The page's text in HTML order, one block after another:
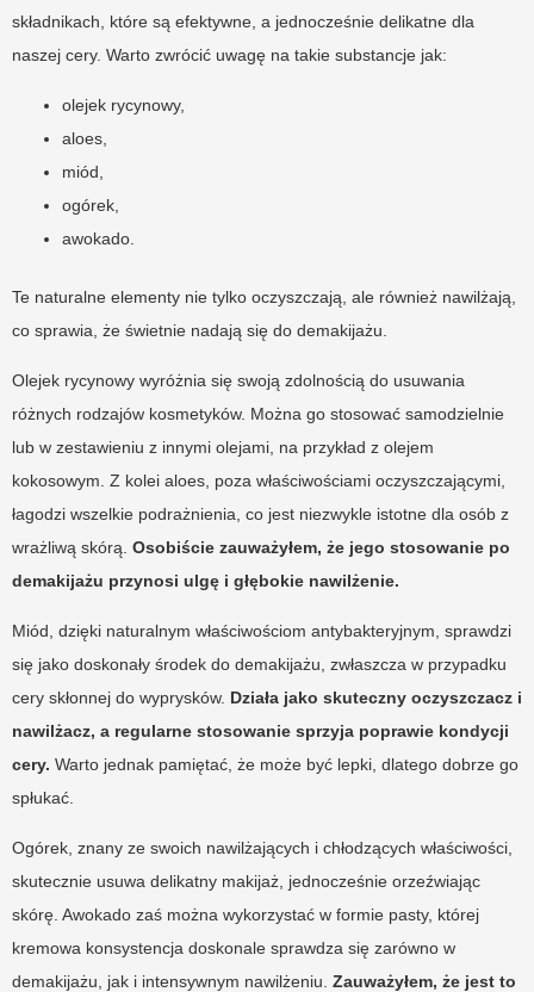
składnikach, które są efektywne, a jednocześnie delikatne dla
naszej cery. Warto zwrócić uwagę na takie substancje jak:
olejek rycynowy,
aloes,
miód,
ogórek,
awokado.
Te naturalne elementy nie tylko oczyszczają, ale również nawilżają,
co sprawia, że świetnie nadają się do demakijażu.
Olejek rycynowy wyróżnia się swoją zdolnością do usuwania
różnych rodzajów kosmetyków. Można go stosować samodzielnie
lub w zestawieniu z innymi olejami, na przykład z olejem
kokosowym. Z kolei aloes, poza właściwościami oczyszczającymi,
łagodzi wszelkie podrażnienia, co jest niezwykle istotne dla osób z
wrażliwą skórą. Osobiście zauważyłem, że jego stosowanie po
demakijażu przynosi ulgę i głębokie nawilżenie.
Miód, dzięki naturalnym właściwościom antybakteryjnym, sprawdzi
się jako doskonały środek do demakijażu, zwłaszcza w przypadku
cery skłonnej do wyprysków. Działa jako skuteczny oczyszczacz i
nawilżacz, a regularne stosowanie sprzyja poprawie kondycji
cery. Warto jednak pamiętać, że może być lepki, dlatego dobrze go
spłukać.
Ogórek, znany ze swoich nawilżających i chłodzących właściwości,
skutecznie usuwa delikatny makijaż, jednocześnie orzeźwiając
skórę. Awokado zaś można wykorzystać w formie pasty, której
kremowa konsystencja doskonale sprawdza się zarówno w
demakijażu, jak i intensywnym nawilżeniu. Zauważyłem, że jest to